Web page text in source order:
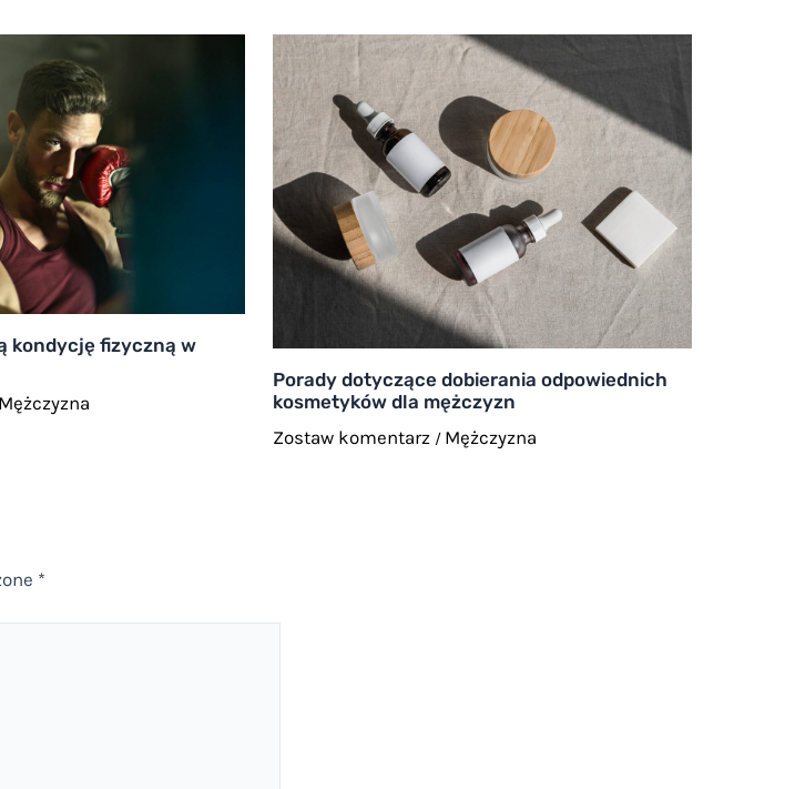
kondycję fizyczną w
Mężczyzna
Porady dotyczące dobierania odpowiednich
kosmetyków dla mężczyzn
Zostaw komentarz / Mężczyzna
*